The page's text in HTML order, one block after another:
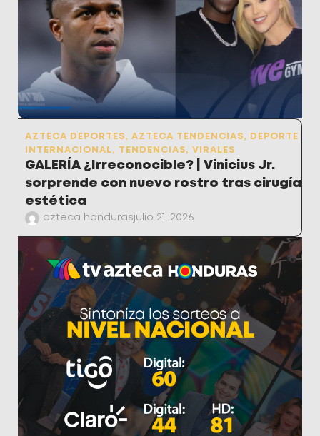
AZTECA DEPORTES, AZTECA TENDENCIAS,
DEPORTE
INTERNACIONAL, TENDENCIAS, VIRALES
GALERÍA ¿Irreconocible? | Vinicius Jr.
sorprende con nuevo rostro tras cirugía
estética
azteca hondurasjulio 21, 2026